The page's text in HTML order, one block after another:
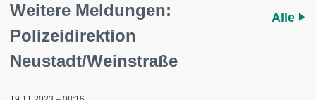
Weitere Meldungen:
Polizeidirektion
Neustadt/Weinstraße
Alle